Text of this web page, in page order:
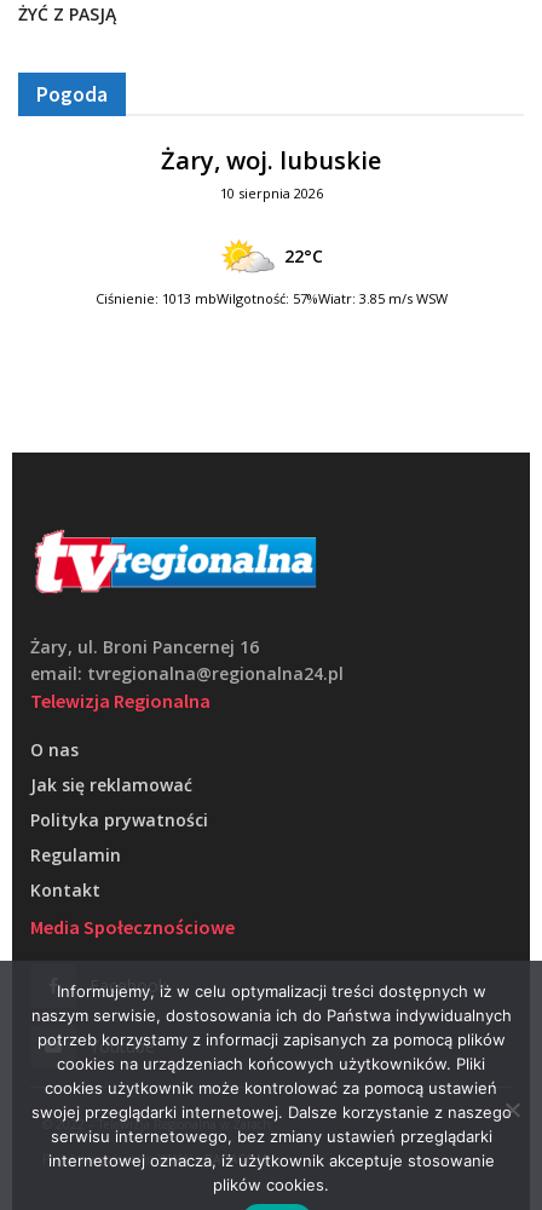
ŻYĆ Z PASJĄ
Pogoda
Żary, woj. lubuskie
10 sierpnia 2026
22°C
Ciśnienie: 1013 mbWilgotność: 57%Wiatr: 3.85 m/s WSW
Żary, ul. Broni Pancernej 16
email: tvregionalna@regionalna24.pl
Telewizja Regionalna
O nas
Jak się reklamować
Polityka prywatności
Regulamin
Kontakt
Media Społecznościowe
Facebook
Youtube
© 2022 – Telewizja Regionalna w Żarach
Projektowanie stron WWW –RAGACOM
Informujemy, iż w celu optymalizacji treści dostępnych w
naszym serwisie, dostosowania ich do Państwa indywidualnych
potrzeb korzystamy z informacji zapisanych za pomocą plików
cookies na urządzeniach końcowych użytkowników. Pliki
cookies użytkownik może kontrolować za pomocą ustawień
swojej przeglądarki internetowej. Dalsze korzystanie z naszego
serwisu internetowego, bez zmiany ustawień przeglądarki
internetowej oznacza, iż użytkownik akceptuje stosowanie
plików cookies.